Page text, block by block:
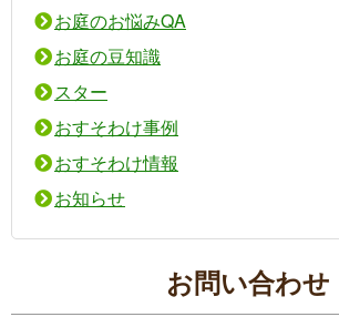
お庭のお悩みQA
お庭の豆知識
スター
おすそわけ事例
おすそわけ情報
お知らせ
お問い合わせ